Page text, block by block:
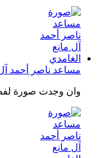
مساعد ناصر أحمد
وان وجدت صورة